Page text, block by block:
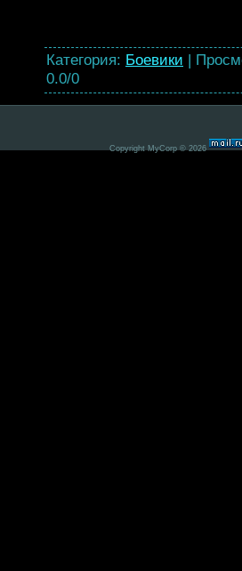
Категория: Боевики |
0.0/0
Copyright MyCorp © 2026